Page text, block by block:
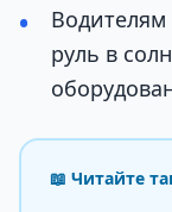
Водителям
руль в
📖 Читайте